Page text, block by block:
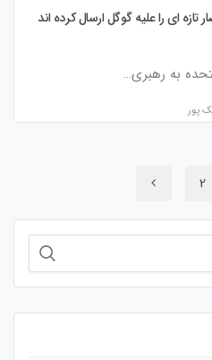
ای را علیه گوگل ارسال کرده اند
به رهبری…
پور
2